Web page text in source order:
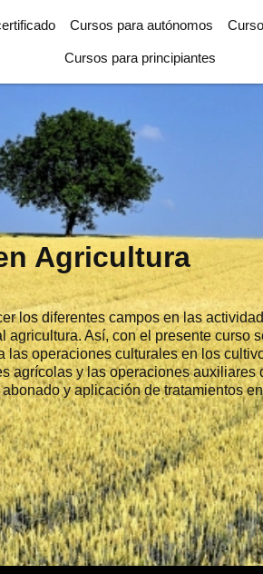
Cursos para autónomos
Cursos para principiantes
Agricultura
los diferentes campos en las
agricultura. Así, con el presente curso
las operaciones culturales en los
agrícolas y las operaciones auxiliares
y aplicación de tratamientos en